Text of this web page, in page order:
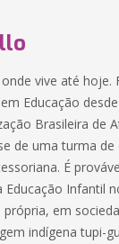
vive até
Educação
Brasileira de
de uma turma
É
Infantil
em
indígena tupi-